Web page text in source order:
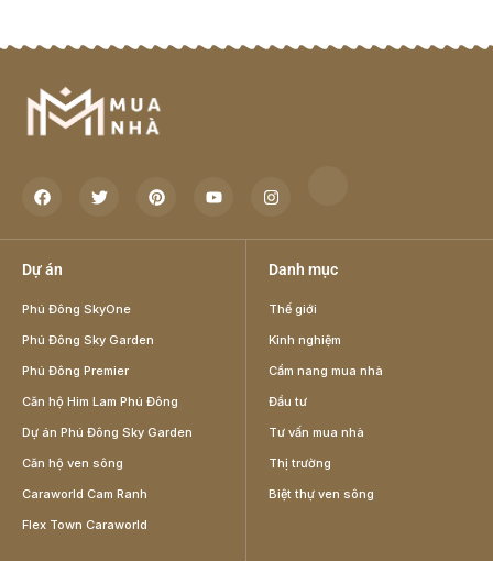
Dự án
Phú Đông SkyOne
Phú Đông Sky Garden
Phú Đông Premier
Căn hộ Him Lam Phú Đông
Dự án Phú Đông Sky Garden
Căn hộ ven sông
Caraworld Cam Ranh
Flex Town Caraworld
Danh mục
Thế giới
Kinh nghiệm
Cẩm nang mua nhà
Đầu tư
Tư vấn mua nhà
Thị trường
Biệt thự ven sông